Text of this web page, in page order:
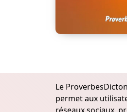
Le
permet aux